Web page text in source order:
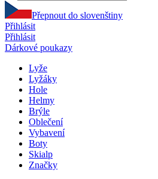
Přepnout do slovenštiny
Přihlásit
Přihlásit
Dárkové poukazy
Lyže
Lyžáky
Hole
Helmy
Brýle
Oblečení
Vybavení
Boty
Skialp
Značky